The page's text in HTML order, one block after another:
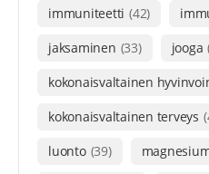
immuniteetti (42)
jaksaminen (33) jooga
kokonaisvaltainen
kokonaisvaltainen terveys
luonto (39)